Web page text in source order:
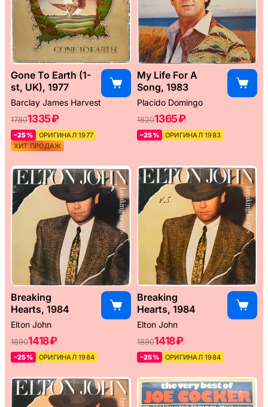
Gone To Earth (1-
st, UK), 1977
Barclay James Harvest
17801335 ₽
–25%
ОРИГИНАЛ 1977
ХИТ ПРОДАЖ
My Life For A
Song, 1983
Placido Domingo
18201365 ₽
–25% ОРИГИНАЛ 1983
Breaking
Hearts, 1984
Elton John
18901418 ₽
–25% ОРИГИНАЛ 1984
Breaking
Hearts, 1984
Elton John
18901418 ₽
–25% ОРИГИНАЛ 1984